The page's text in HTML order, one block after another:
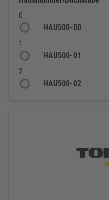
0
HAU500-00
1
HAU500-01
2
HAU500-02